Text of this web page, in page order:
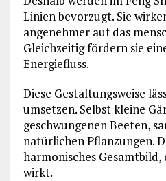
Linien bevorzugt. Sie
angenehmer auf das
Gleichzeitig fördern sie
Energiefluss.
Diese Gestaltungsweise
umsetzen. Selbst kleine
geschwungenen Beeten,
natürlichen Pflanzungen.
harmonisches Gesamtbild,
wirkt.